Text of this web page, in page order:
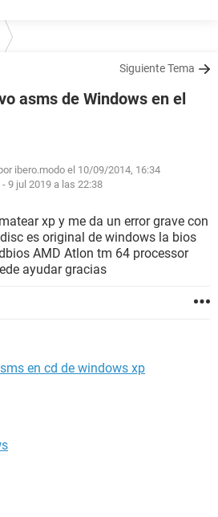
Siguiente Tema
asms de Windows en el
ibero.modo el 10/09/2014, 16:34
-9 jul 2019 a las 22:38
xp y me da un error grave con
es original de windows la bios
AMD Atlon tm 64 processor
ayudar gracias
en cd de windows xp